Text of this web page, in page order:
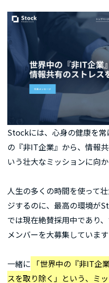
Stockには、心身の健康を
の『非IT企業』から、情報
いう壮大なミッションに向
人生の多くの時間を使って
ジするのに、最高の環境が
では現在絶賛採用中であり
メンバーを大募集しています
一緒に 「世界中の『非IT企
スを取り除く」という、ミ